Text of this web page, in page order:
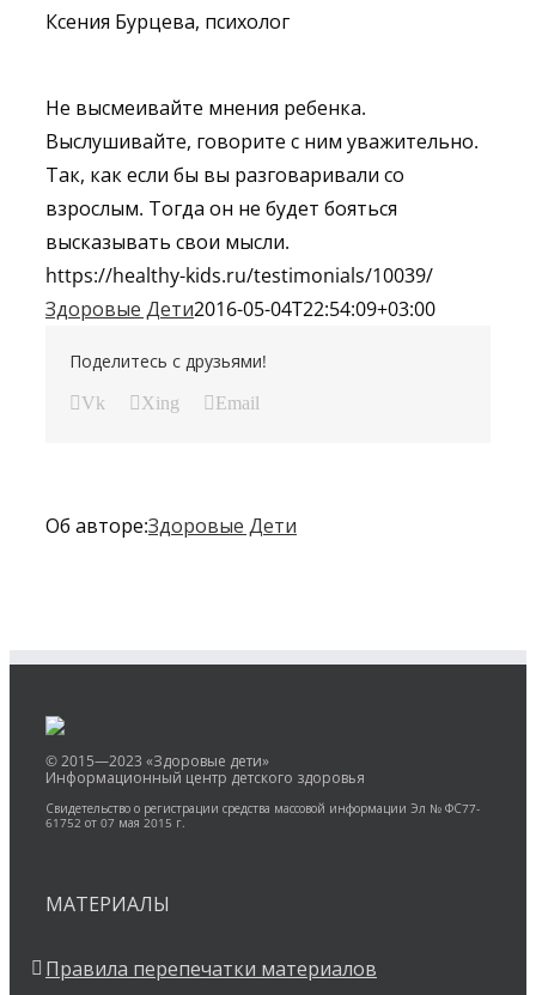
Ксения Бурцева, психолог
Не высмеивайте мнения ребенка.
Выслушивайте, говорите с ним уважительно.
Так, как если бы вы разговаривали со
взрослым. Тогда он не будет бояться
высказывать свои мысли.
https://healthy-kids.ru/testimonials/10039/
Здоровые Дети2016-05-04T22:54:09+03:00
Поделитесь с друзьями!
Vk Xing Email
Об авторе:Здоровые Дети
© 2015—2023 «Здоровые дети»
Информационный центр детского здоровья
Свидетельство о регистрации средства массовой информации Эл № ФС77-
61752 от 07 мая 2015 г.
МАТЕРИАЛЫ
Правила перепечатки материалов